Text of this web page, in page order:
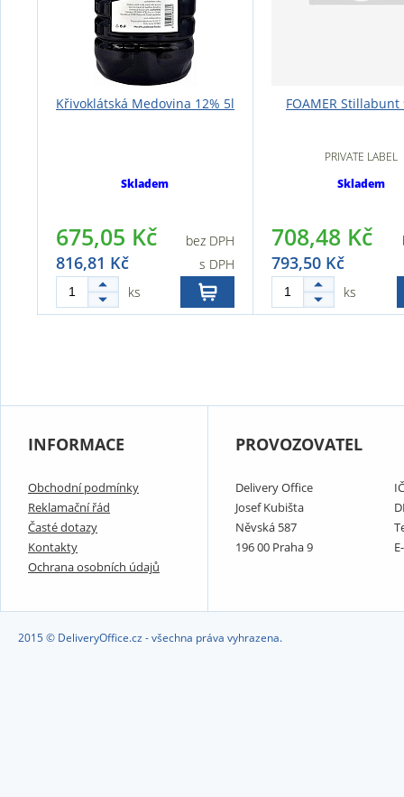
Křivoklátská Medovina 12% 5l
Skladem
675,05 Kč bez DPH
816,81 Kč
s DPH
ks
FOAMER
PRIVATE LABEL
Skladem
708,48 Kč
793,50 Kč
ks
INFORMACE
Obchodní podmínky
Reklamační řád
Časté dotazy
Kontakty
Ochrana osobních údajů
PROVOZOVATEL
Delivery Office
Josef Kubišta
Něvská 587
196 00 Praha 9
2015 © DeliveryOffice.cz - všechna práva vyhrazena.